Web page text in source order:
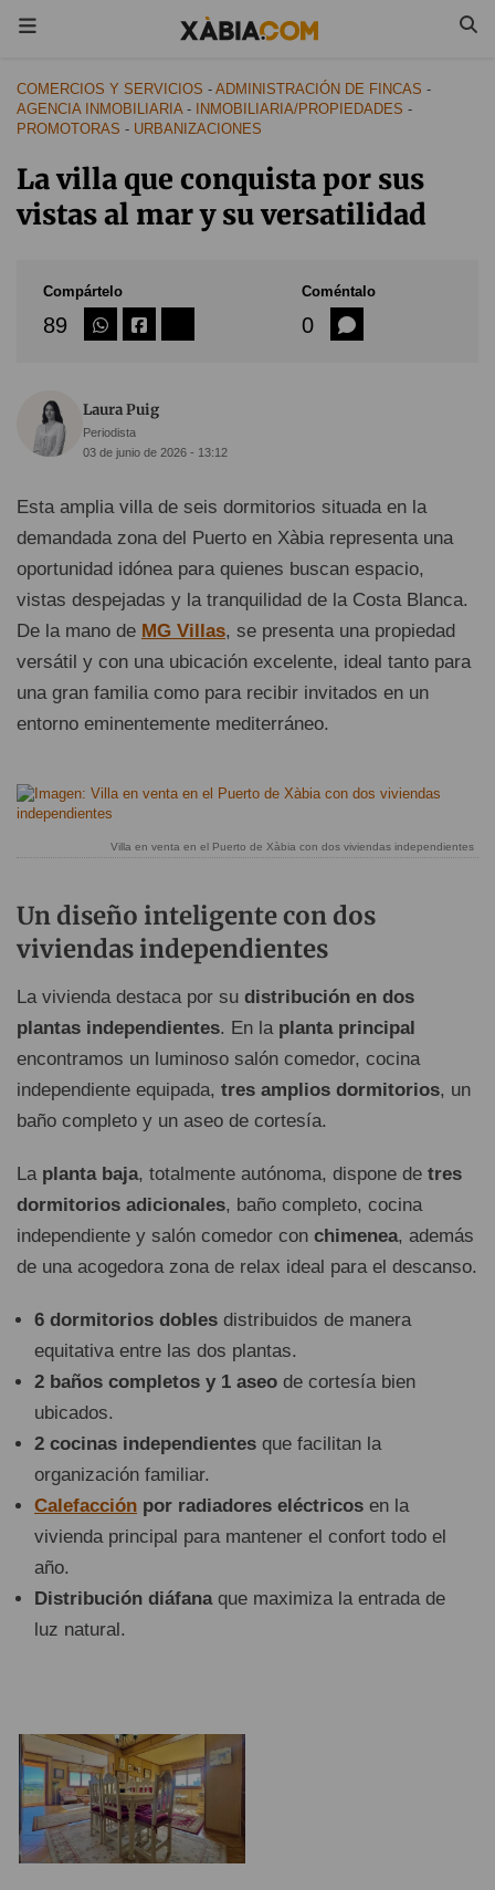
COMERCIOS Y SERVICIOS - ADMINISTRACIÓN DE FINCAS -
AGENCIA INMOBILIARIA- INMOBILIARIA/PROPIEDADES -
PROMOTORAS - URBANIZACIONES
La villa que conquista por sus
vistas al mar y su versatilidad
Compártelo
89
Coméntalo
0
Laura Puig
Periodista
03 de junio de 2026 - 13:12
Esta amplia villa de seis dormitorios situada en la
demandada zona del Puerto en Xàbia representa una
oportunidad idónea para quienes buscan espacio,
vistas despejadas y la tranquilidad de la Costa Blanca.
De la mano de MG Villas, se presenta una propiedad
versátil y con una ubicación excelente, ideal tanto para
una gran familia como para recibir invitados en un
entorno eminentemente mediterráneo.
Villa en venta en el Puerto de Xàbia con dos viviendas independientes
Un diseño inteligente con dos
viviendas independientes
La vivienda destaca por su distribución en dos
plantas independientes. En la planta principal
encontramos un luminoso salón comedor, cocina
independiente equipada, tres amplios dormitorios, un
baño completo y un aseo de cortesía.
La planta baja, totalmente autónoma, dispone de tres
dormitorios adicionales, baño completo, cocina
independiente y salón comedor con chimenea, además
de una acogedora zona de relax ideal para el descanso.
6 dormitorios dobles distribuidos de manera
equitativa entre las dos plantas.
2 baños completos y 1 aseo de cortesía bien
ubicados.
2 cocinas independientes que facilitan la
organización familiar.
Calefacción por radiadores eléctricos en la
vivienda principal para mantener el confort todo el
año.
Distribución diáfanaque maximiza la entrada de
luz natural.